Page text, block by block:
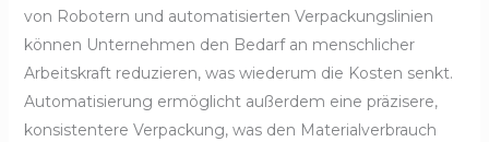
von Robotern und automatisierten Verpackungslinien
können Unternehmen den Bedarf an menschlicher
Arbeitskraft reduzieren, was wiederum die Kosten senkt.
Automatisierung ermöglicht außerdem eine präzisere,
konsistentere Verpackung, was den Materialverbrauch